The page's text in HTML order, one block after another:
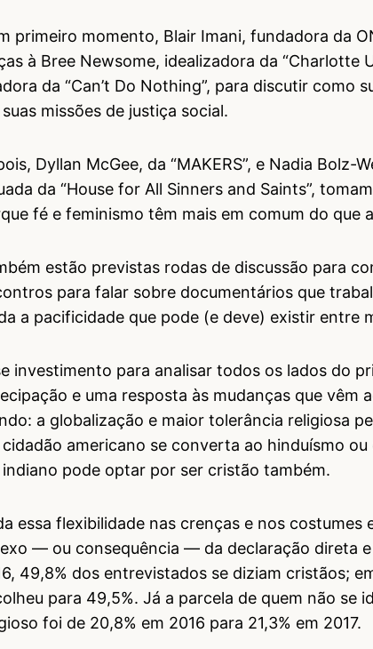
primeiro momento, Blair Imani, fundadora da
à Bree Newsome, idealizadora da “Charlotte
da “Can’t Do Nothing”, para discutir como
missões de justiça social.
Dyllan McGee, da “MAKERS”, e Nadia Bolz-
da “House for All Sinners and Saints”,
fé e feminismo têm mais em comum do que
estão previstas rodas de discussão para
para falar sobre documentários que
a pacificidade que pode (e deve) existir entre
investimento para analisar todos os lados do
e uma resposta às mudanças que vêm
a globalização e maior tolerância religiosa
cidadão americano se converta ao hinduísmo
indiano pode optar por ser cristão também.
essa flexibilidade nas crenças e nos
— ou consequência — da declaração direta e
49,8% dos entrevistados se diziam cristãos;
para 49,5%. Já a parcela de quem não se
foi de 20,8% em 2016 para 21,3% em 2017.